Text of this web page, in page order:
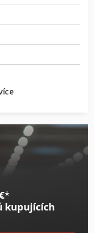
*
kupujících